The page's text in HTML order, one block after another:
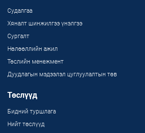
Судалгаа
Хяналт шинжилгээ үнэлгээ
Сургалт
Нөлөөллийн ажил
Төслийн менежмент
Дуудлагын мэдээлэл цуглуулалтын төв
Төслүүд
Бидний туршлага
Нийт төслүүд